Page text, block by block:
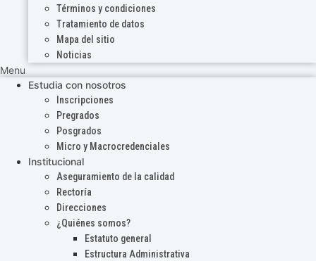
Términos y condiciones
Tratamiento de datos
Mapa del sitio
Noticias
Menu
Estudia con nosotros
Inscripciones
Pregrados
Posgrados
Micro y Macrocredenciales
Institucional
Aseguramiento de la calidad
Rectoría
Direcciones
¿Quiénes somos?
Estatuto general
Estructura Administrativa